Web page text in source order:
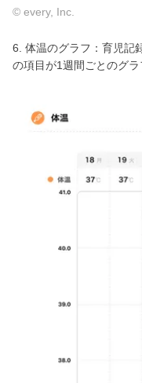
© every, Inc.
6. 体温のグラフ：育児記
の項目が1週間ごとのグラ